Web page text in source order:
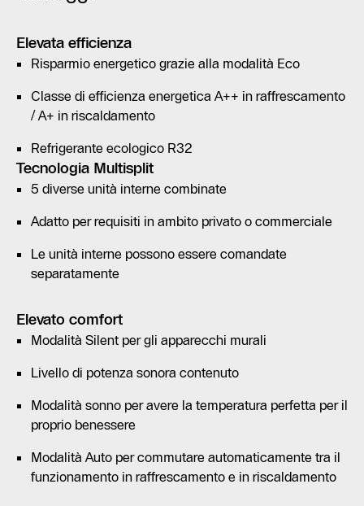
Elevata efficienza
Risparmio energetico grazie alla modalità Eco
Classe di efficienza energetica A++ in raffrescamento
/ A+ in riscaldamento
Refrigerante ecologico R32
Tecnologia Multisplit
5 diverse unità interne combinate
Adatto per requisiti in ambito privato o commerciale
Le unità interne possono essere comandate
separatamente
Elevato comfort
Modalità Silent per gli apparecchi murali
Livello di potenza sonora contenuto
Modalità sonno per avere la temperatura perfetta per il
proprio benessere
Modalità Auto per commutare automaticamente tra il
funzionamento in raffrescamento e in riscaldamento